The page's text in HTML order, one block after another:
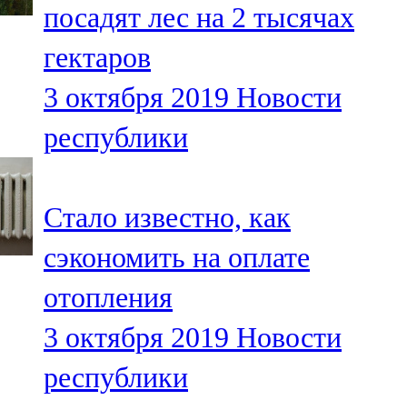
посадят лес на 2 тысячах
гектаров
3 октября 2019 Новости
республики
Стало известно, как
сэкономить на оплате
отопления
3 октября 2019 Новости
республики